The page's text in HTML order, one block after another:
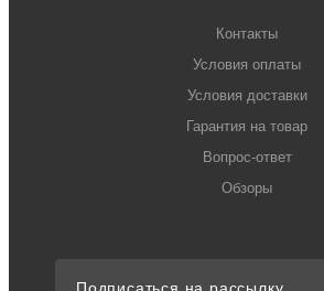
Контакты
Условия оплаты
Условия доставки
Гарантия на товар
Вопрос-ответ
Обзоры